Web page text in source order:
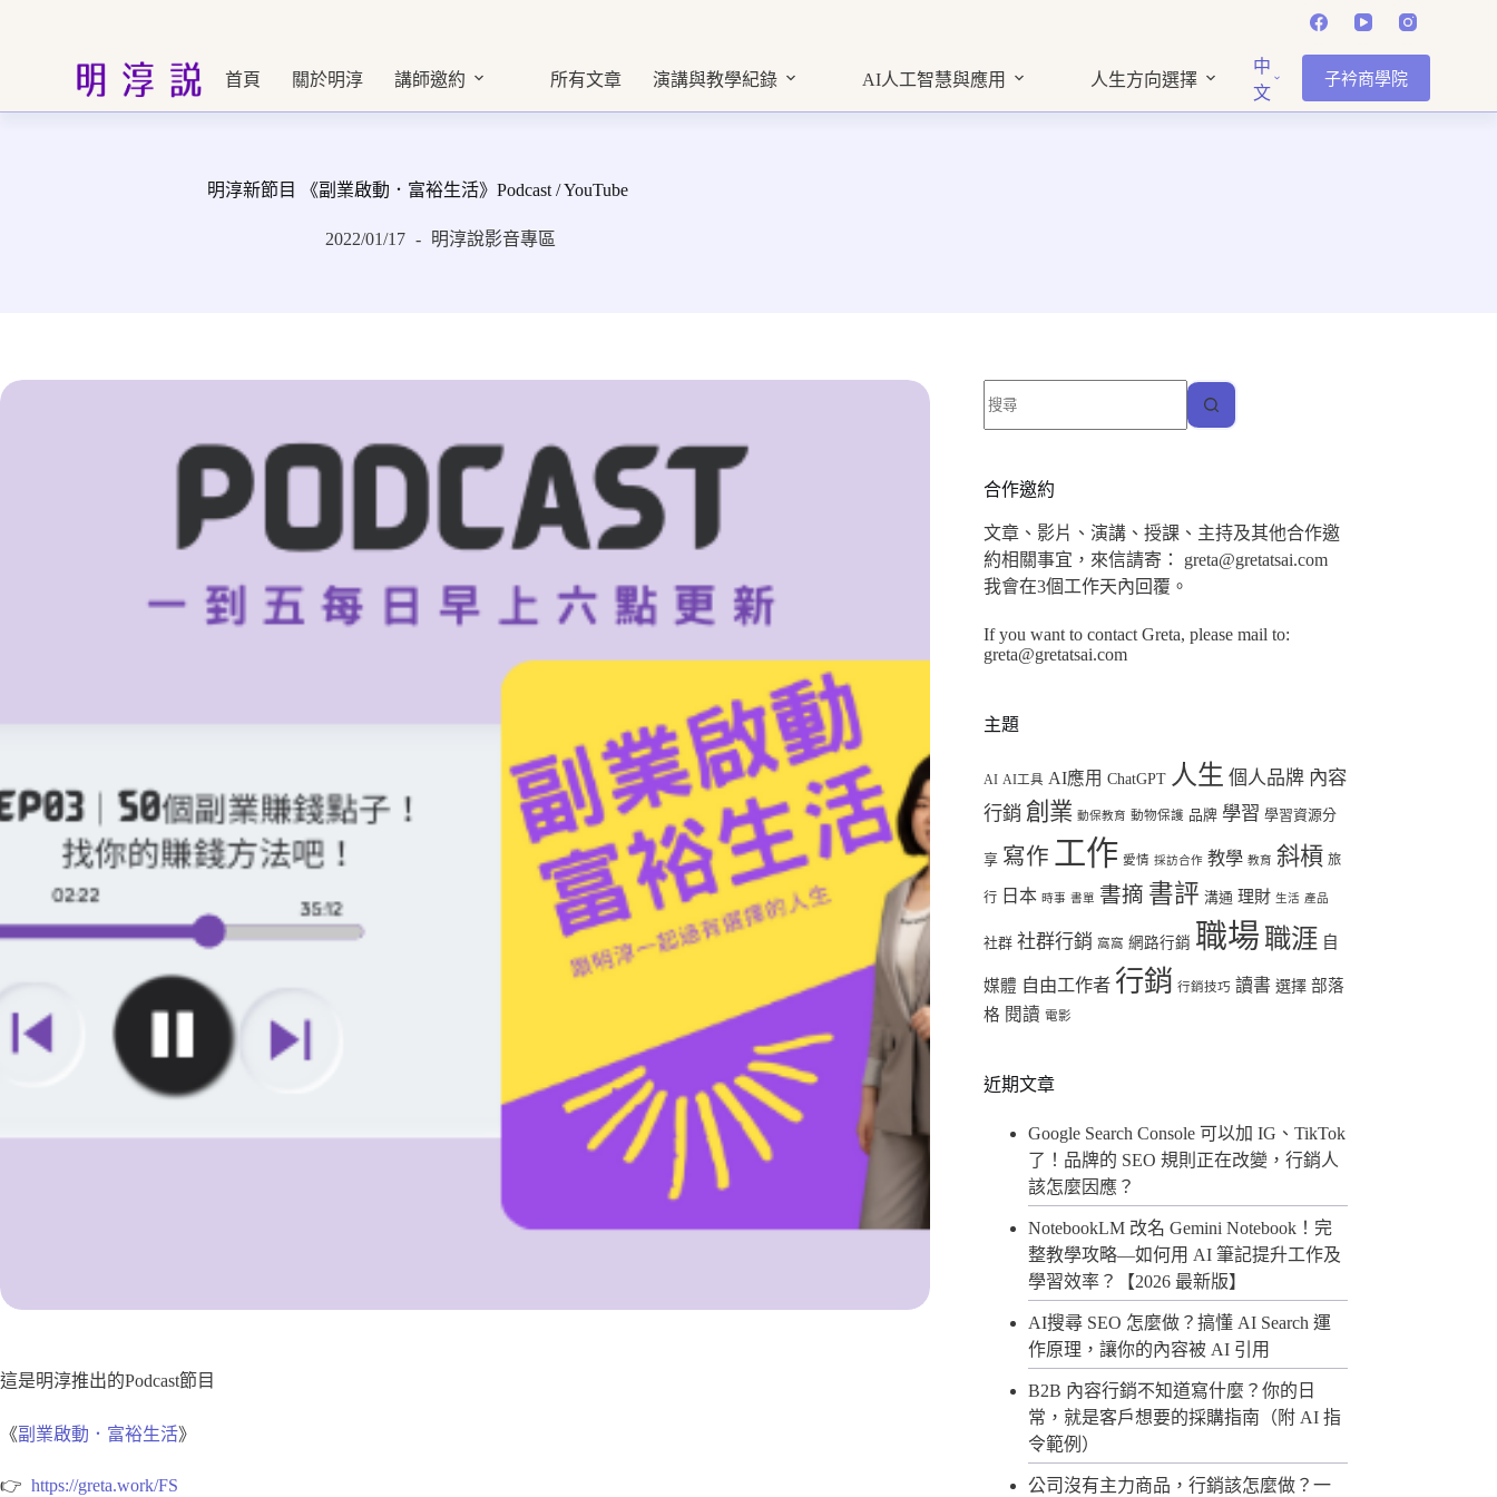
首頁 關於明淳 講師邀約 所有文章 演講與教學紀錄 AI人工智慧與應用 人生方向選擇
中
文
子衿商學院
明淳新節目 《副業啟動．富裕生活》Podcast / YouTube
2022/01/17 明淳說影音專區
這是明淳推出的Podcast節目
《副業啟動．富裕生活》
👉 https://greta.work/FS
找
合
條
件
的
果
合作邀約
文章、影片、演講、授課、主持及其他合作邀
約相關事宜，來信請寄： greta@gretatsai.com
我會在3個工作天內回覆。
If you want to contact Greta, please mail to:
greta@gretatsai.com
主題
AI AI工具 AI應用 ChatGPT 人生 個人品牌 內容
行銷 創業 動保教育 動物保護 品牌 學習 學習資源分
享 寫作 工作 愛情 採訪合作 教學 教育 斜槓 旅
行 日本 時事 書單 書摘 書評 溝通 理財 生活 產品
社群 社群行銷 窩窩 網路行銷 職場 職涯 自
媒體 自由工作者 行銷 行銷技巧 讀書 選擇 部落
格 閱讀 電影
近期文章
Google Search Console 可以加 IG、TikTok
了！品牌的 SEO 規則正在改變，行銷人
該怎麼因應？
NotebookLM 改名 Gemini Notebook！完
整教學攻略—如何用 AI 筆記提升工作及
學習效率？【2026 最新版】
AI搜尋 SEO 怎麼做？搞懂 AI Search 運
作原理，讓你的內容被 AI 引用
B2B 內容行銷不知道寫什麼？你的日
常，就是客戶想要的採購指南（附 AI 指
令範例）
公司沒有主力商品，行銷該怎麼做？一